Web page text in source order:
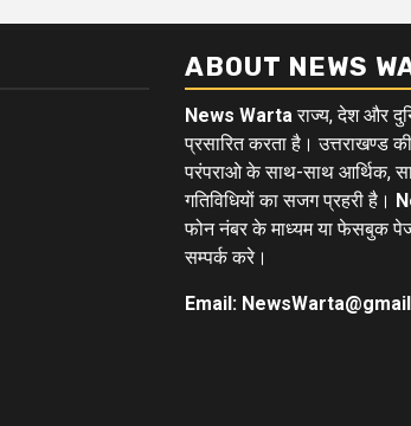
ABOUT NEWS
News Wartaराज्य, देश और
प्रसारित करता है। उत्तराखण्ड
परंपराओ के साथ-साथ आर्थिक,
गतिविधियों का सजग प्रहरी है।
फोन नंबर के माध्यम या फेसबुक
सम्पर्क करे।
Email: